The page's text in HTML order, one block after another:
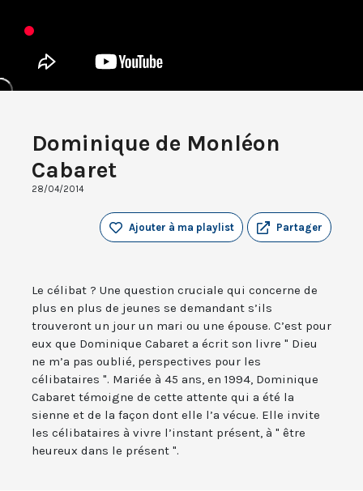
Dominique de Monléon
Cabaret
28/04/2014
Partager
Ajouter à ma playlist
Le célibat ? Une question cruciale qui concerne de
plus en plus de jeunes se demandant s’ils
trouveront un jour un mari ou une épouse. C’est pour
eux que Dominique Cabaret a écrit son livre " Dieu
ne m’a pas oublié, perspectives pour les
célibataires ". Mariée à 45 ans, en 1994, Dominique
Cabaret témoigne de cette attente qui a été la
sienne et de la façon dont elle l’a vécue. Elle invite
les célibataires à vivre l’instant présent, à " être
heureux dans le présent ".